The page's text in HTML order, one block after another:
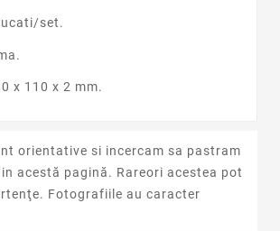
set.
x 110 x 2 mm.
orientative si incercam sa pastram
acestă pagină. Rareori acestea pot
Fotografiile au caracter